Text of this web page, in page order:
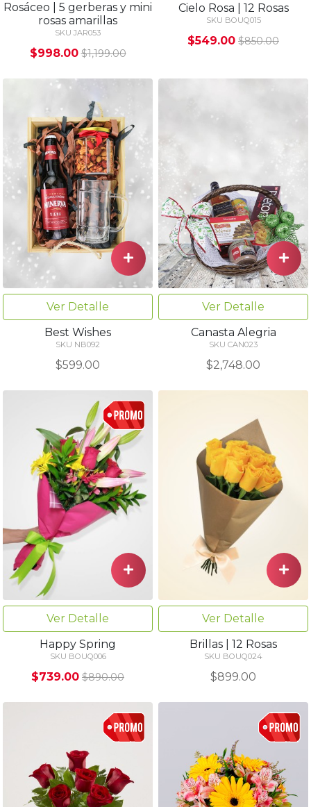
Rosáceo | 5 gerberas y mini
rosas amarillas
SKU JAR053
$998.00 $1,199.00
Cielo Rosa | 12 Rosas
SKU BOUQ015
$549.00 $850.00
Ver Detalle
Best Wishes
SKU NB092
$599.00
Ver Detalle
Canasta Alegria
SKU CAN023
$2,748.00
Ver Detalle
Happy Spring
SKU BOUQ006
$739.00 $890.00
Ver Detalle
Brillas | 12 Rosas
SKU BOUQ024
$899.00